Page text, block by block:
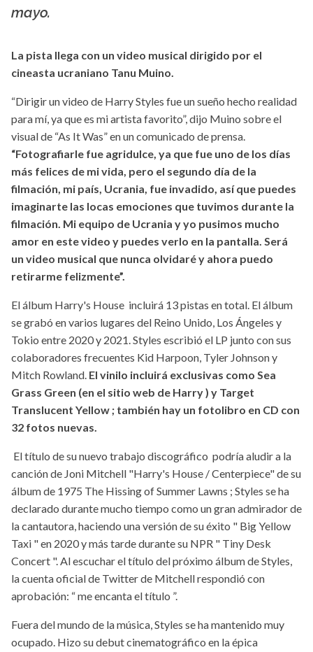
mayo.
La pista llega con un video musical dirigido por el
cineasta ucraniano Tanu Muino.
“Dirigir un video de Harry Styles fue un sueño hecho realidad
para mí, ya que es mi artista favorito”, dijo Muino sobre el
visual de “As It Was” en un comunicado de prensa.
“Fotografiarle fue agridulce, ya que fue uno de los días
más felices de mi vida, pero el segundo día de la
filmación, mi país, Ucrania, fue invadido, así que puedes
imaginarte las locas emociones que tuvimos durante la
filmación. Mi equipo de Ucrania y yo pusimos mucho
amor en este video y puedes verlo en la pantalla. Será
un video musical que nunca olvidaré y ahora puedo
retirarme felizmente”.
El álbum Harry's House incluirá 13 pistas en total. El álbum
se grabó en varios lugares del Reino Unido, Los Ángeles y
Tokio entre 2020 y 2021. Styles escribió el LP junto con sus
colaboradores frecuentes Kid Harpoon, Tyler Johnson y
Mitch Rowland. El vinilo incluirá exclusivas como Sea
Grass Green (en el sitio web de Harry ) y Target
Translucent Yellow ; también hay un fotolibro en CD con
32 fotos nuevas.
El título de su nuevo trabajo discográfico podría aludir a la
canción de Joni Mitchell "Harry's House / Centerpiece" de su
álbum de 1975 The Hissing of Summer Lawns ; Styles se ha
declarado durante mucho tiempo como un gran admirador de
la cantautora, haciendo una versión de su éxito " Big Yellow
Taxi " en 2020 y más tarde durante su NPR " Tiny Desk
Concert ". Al escuchar el título del próximo álbum de Styles,
la cuenta oficial de Twitter de Mitchell respondió con
aprobación: “ me encanta el título ”.
Fuera del mundo de la música, Styles se ha mantenido muy
ocupado. Hizo su debut cinematográfico en la épica